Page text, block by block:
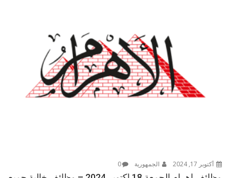
أكتوبر 17, 2024 الجمهورية 0